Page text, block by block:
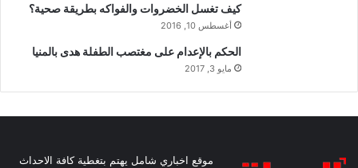
كيف تغسل الخضروات والفواكه بطريقة صحية؟
أغسطس 10, 2016
الحكم بالإعدام على مغتصب الطفلة هدى بالمنيا
مايو 3, 2017
موقع اخباري شامل يهتم بتغطية كافة الاحداث